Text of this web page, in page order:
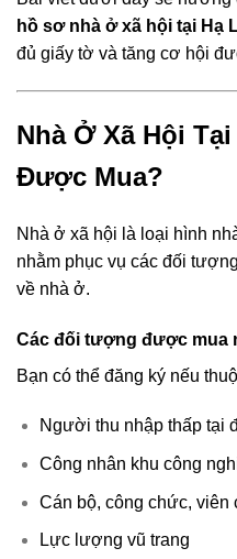
hồ sơ nhà ở xã hội tại Hạ
đủ giấy tờ và tăng cơ hội
Nhà Ở Xã Hội
Được Mua?
Nhà ở xã hội là loại hình
nhằm phục vụ các đối
về nhà ở.
Các đối tượng được mua
Bạn có thể đăng ký nếu
Người thu nhập thấp tại
Công nhân khu công
Cán bộ, công chức, viên
Lực lượng vũ trang